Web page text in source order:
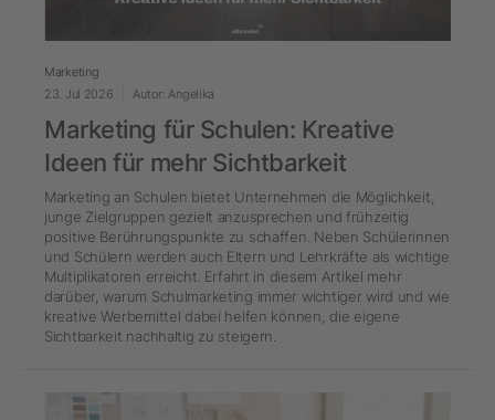
Marketing
23. Jul 2026
Autor: Angelika
Marketing für Schulen: Kreative
Ideen für mehr Sichtbarkeit
Marketing an Schulen bietet Unternehmen die Möglichkeit,
junge Zielgruppen gezielt anzusprechen und frühzeitig
positive Berührungspunkte zu schaffen. Neben Schülerinnen
und Schülern werden auch Eltern und Lehrkräfte als wichtige
Multiplikatoren erreicht. Erfahrt in diesem Artikel mehr
darüber, warum Schulmarketing immer wichtiger wird und wie
kreative Werbemittel dabei helfen können, die eigene
Sichtbarkeit nachhaltig zu steigern.